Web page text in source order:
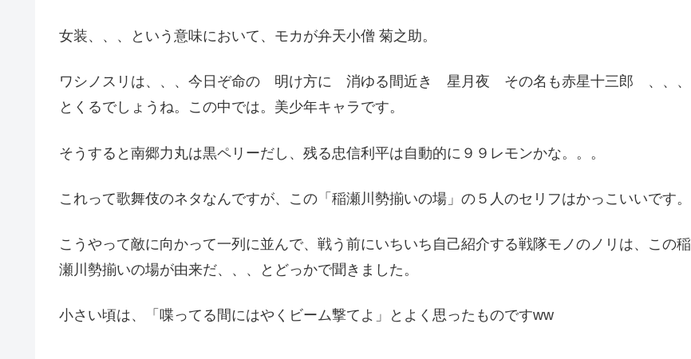
女装、、、という意味において、モカが弁天小僧 菊之助。
ワシノスリは、、、今日ぞ命の 明け方に 消ゆる間近き 星月夜 その名も赤星十三郎 、、、
とくるでしょうね。この中では。美少年キャラです。
そうすると南郷力丸は黒ペリーだし、残る忠信利平は自動的に９９レモンかな。。。
これって歌舞伎のネタなんですが、この「稲瀬川勢揃いの場」の５人のセリフはかっこいいです。
こうやって敵に向かって一列に並んで、戦う前にいちいち自己紹介する戦隊モノのノリは、この稲
瀬川勢揃いの場が由来だ、、、とどっかで聞きました。
小さい頃は、「喋ってる間にはやくビーム撃てよ」とよく思ったものですww